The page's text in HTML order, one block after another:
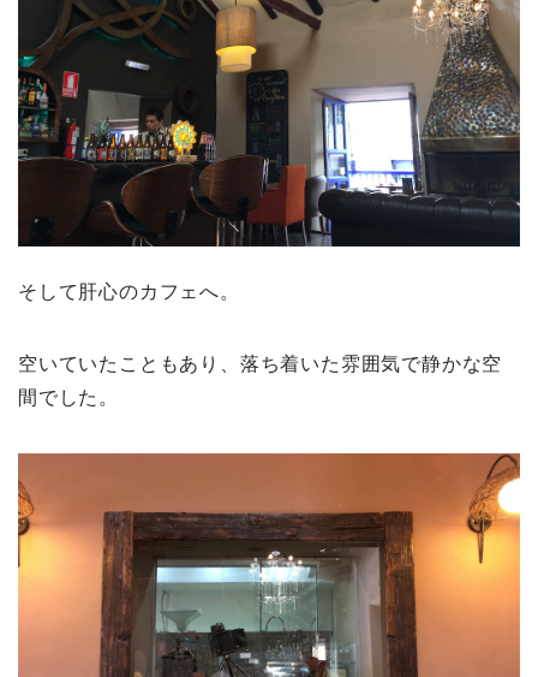
そして肝心のカフェへ。
空いていたこともあり、落ち着いた雰囲気で静かな空
間でした。